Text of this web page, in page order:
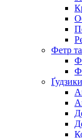
Фетр